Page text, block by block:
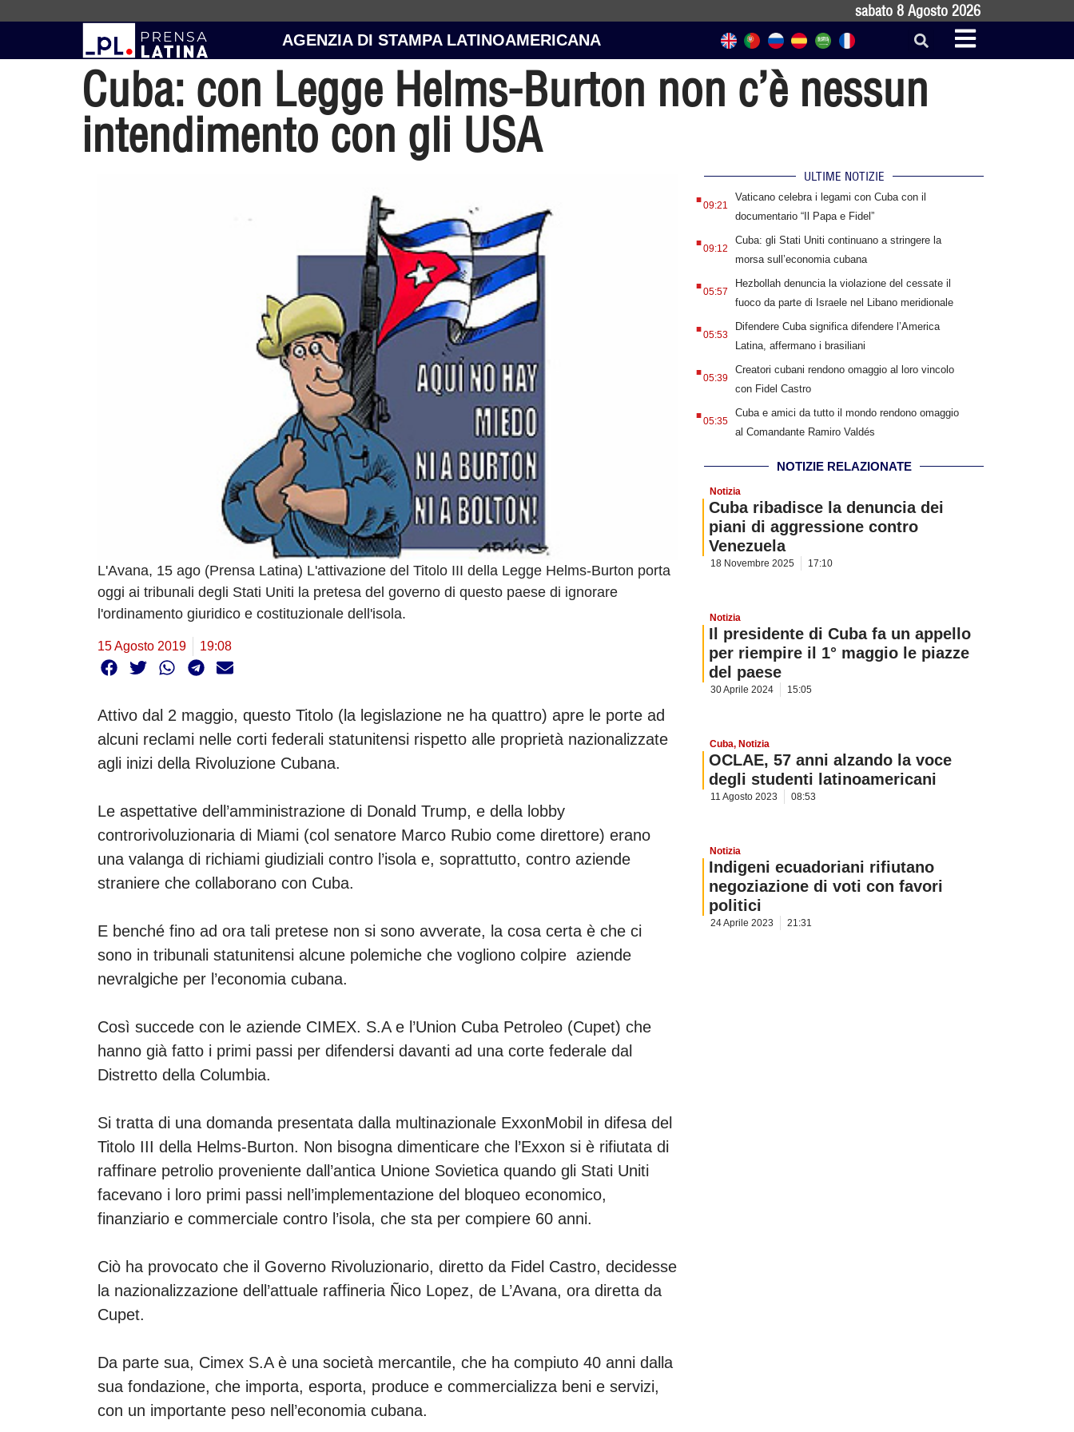
sabato 8 Agosto 2026
AGENZIA DI STAMPA LATINOAMERICANA
Cuba: con Legge Helms-Burton non c’è nessun
intendimento con gli USA
L'Avana, 15 ago (Prensa Latina) L'attivazione del Titolo III della Legge Helms-Burton porta
oggi ai tribunali degli Stati Uniti la pretesa del governo di questo paese di ignorare
l'ordinamento giuridico e costituzionale dell'isola.
15 Agosto 2019 19:08
Attivo dal 2 maggio, questo Titolo (la legislazione ne ha quattro) apre le porte ad
alcuni reclami nelle corti federali statunitensi rispetto alle proprietà nazionalizzate
agli inizi della Rivoluzione Cubana.
Le aspettative dell’amministrazione di Donald Trump, e della lobby
controrivoluzionaria di Miami (col senatore Marco Rubio come direttore) erano
una valanga di richiami giudiziali contro l’isola e, soprattutto, contro aziende
straniere che collaborano con Cuba.
E benché fino ad ora tali pretese non si sono avverate, la cosa certa è che ci
sono in tribunali statunitensi alcune polemiche che vogliono colpire aziende
nevralgiche per l’economia cubana.
Così succede con le aziende CIMEX. S.A e l’Union Cuba Petroleo (Cupet) che
hanno già fatto i primi passi per difendersi davanti ad una corte federale dal
Distretto della Columbia.
Si tratta di una domanda presentata dalla multinazionale ExxonMobil in difesa del
Titolo III della Helms-Burton. Non bisogna dimenticare che l’Exxon si è rifiutata di
raffinare petrolio proveniente dall’antica Unione Sovietica quando gli Stati Uniti
facevano i loro primi passi nell’implementazione del bloqueo economico,
finanziario e commerciale contro l’isola, che sta per compiere 60 anni.
Ciò ha provocato che il Governo Rivoluzionario, diretto da Fidel Castro, decidesse
la nazionalizzazione dell’attuale raffineria Ñico Lopez, de L’Avana, ora diretta da
Cupet.
Da parte sua, Cimex S.A è una società mercantile, che ha compiuto 40 anni dalla
sua fondazione, che importa, esporta, produce e commercializza beni e servizi,
con un importante peso nell’economia cubana.
ULTIME NOTIZIE
.09:21
Vaticano celebra i legami con Cuba con il
documentario “Il Papa e Fidel”
.09:12
Cuba: gli Stati Uniti continuano a stringere la
morsa sull’economia cubana
.05:57
Hezbollah denuncia la violazione del cessate il
fuoco da parte di Israele nel Libano meridionale
.05:53
Difendere Cuba significa difendere l’America
Latina, affermano i brasiliani
.05:39
Creatori cubani rendono omaggio al loro vincolo
con Fidel Castro
.05:35
Cuba e amici da tutto il mondo rendono omaggio
al Comandante Ramiro Valdés
NOTIZIE RELAZIONATE
Notizia
Cuba ribadisce la denuncia dei
piani di aggressione contro
Venezuela
18 Novembre 2025 17:10
Notizia
Il presidente di Cuba fa un appello
per riempire il 1° maggio le piazze
del paese
30 Aprile 2024 15:05
Cuba, Notizia
OCLAE, 57 anni alzando la voce
degli studenti latinoamericani
11 Agosto 2023 08:53
Notizia
Indigeni ecuadoriani rifiutano
negoziazione di voti con favori
politici
24 Aprile 2023 21:31